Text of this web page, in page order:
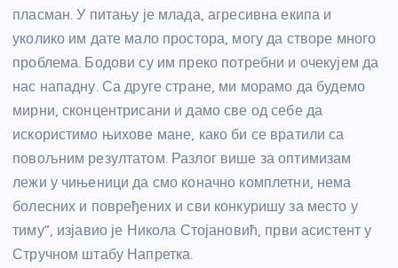
пласман. У питању је млада, агресивна екипа и
уколико им дате мало простора, могу да створе много
проблема. Бодови су им преко потребни и очекујем да
нас нападну. Са друге стране, ми морамо да будемо
мирни, сконцентрисани и дамо све од себе да
искористимо њихове мане, како би се вратили са
повољним резултатом. Разлог више за оптимизам
лежи у чињеници да смо коначно комплетни, нема
болесних и повређених и сви конкуришу за место у
тиму”, изјавио је Никола Стојановић, први асистент у
Стручном штабу Напретка.